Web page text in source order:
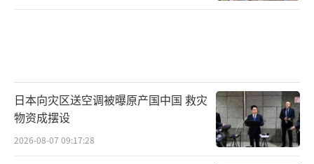
日本向灾区送空调被曝原产国中国 救灾
物资成摆设
2026-08-07 09:17:28